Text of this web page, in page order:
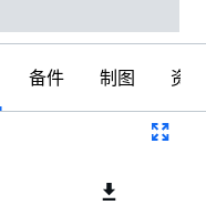
备件 制图 资料